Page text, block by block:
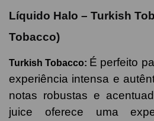
Líquido Halo – Turkish
Tobacco)
Turkish Tobacco: É perfeito
experiência intensa e
notas robustas e
juice oferece uma